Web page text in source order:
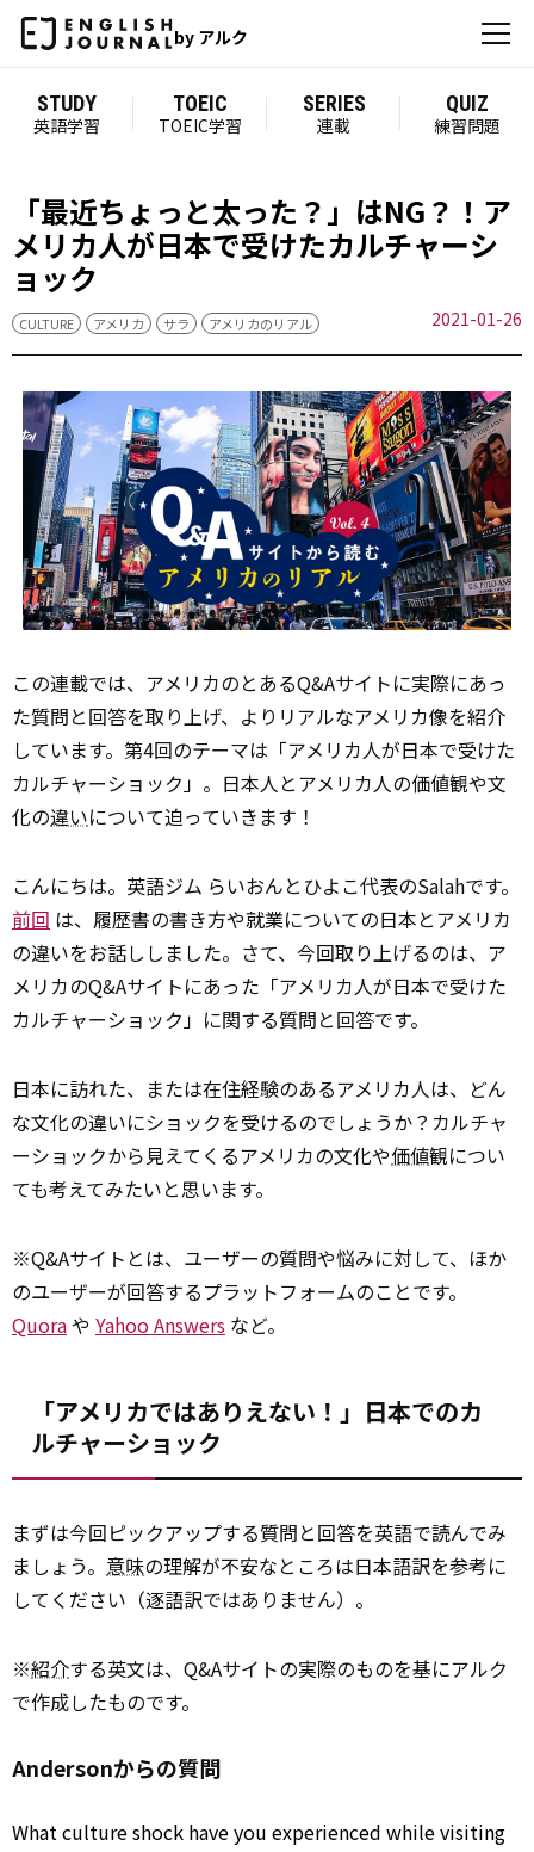
by アルク
STUDY
英語学習
TOEIC
TOEIC学習
SERIES
連載
QUIZ
練習問題
「最近ちょっと太った？」はNG？！ア
メリカ人が日本で受けたカルチャーシ
ョック
CULTURE アメリカ サラ アメリカのリアル 2021-01-26
この連載では、アメリカのとあるQ&Aサイトに実際にあっ
た質問と回答を取り上げ、よりリアルなアメリカ像を紹介
しています。第4回のテーマは「アメリカ人が日本で受けた
カルチャーショック」。日本人とアメリカ人の価値観や文
化の違いについて迫っていきます！
こんにちは。英語ジム らいおんとひよこ代表のSalahです。
前回 は、履歴書の書き方や就業についての日本とアメリカ
の違いをお話ししました。さて、今回取り上げるのは、ア
メリカのQ&Aサイトにあった「アメリカ人が日本で受けた
カルチャーショック」に関する質問と回答です。
日本に訪れた、または在住経験のあるアメリカ人は、どん
な文化の違いにショックを受けるのでしょうか？カルチャ
ーショックから見えてくるアメリカの文化や価値観につい
ても考えてみたいと思います。
※Q&Aサイトとは、ユーザーの質問や悩みに対して、ほか
のユーザーが回答するプラットフォームのことです。
Quoraや Yahoo Answers など。
「アメリカではありえない！」日本でのカ
ルチャーショック
まずは今回ピックアップする質問と回答を英語で読んでみ
ましょう。 意味の理解が不安なところは日本語訳を参考に
してください（逐語訳ではありません）。
※紹介する英文は、Q&Aサイトの実際のものを基にアルク
で作成したものです。
Andersonからの質問
What culture shock have you experienced whilevisiting